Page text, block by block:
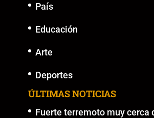
País
Educación
Arte
Deportes
ÚLTIMAS NOTICIAS
Fuerte terremoto muy cerca